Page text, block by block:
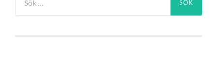
efter: